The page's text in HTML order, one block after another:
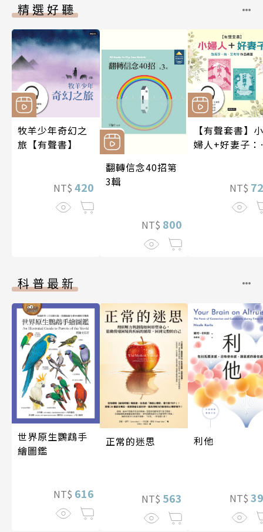
精選好聽
牧羊少年奇幻之
旅【有聲書】
NT$ 420
翻轉信念40招第
3輯
NT$ 800
【有聲套書】小
婦人+好妻子：
NT$
科普最新
世界原生鸚鵡手
繪圖鑑
NT$ 616
正常的迷思
NT$ 563
利他
NT$